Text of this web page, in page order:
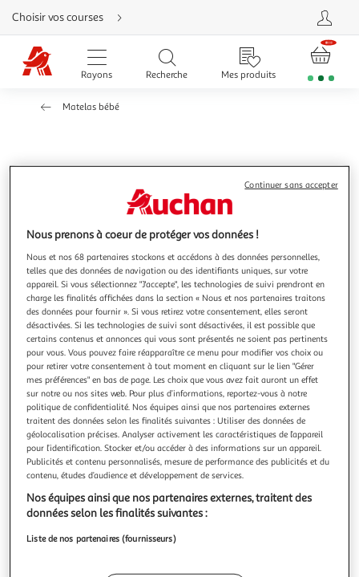
Aller
directement
au
contenu
Aller
directement
Aller
directement
Choisir vos courses
Rayons Recherche Mes produits
Matelas bébé
Matelas bébé en mousse FERME, déhoussable et
Matelas bébé en mousse : confort et sécurité Découvrez
notre matelas bébé en mousse, spécialement conçu pour
offrir à votre enfant le confort et la sécurité nécessaires
pour des nuits paisibles. Avec une densité de 20 kg/m , ce
matelas procure un soutien ferme tout en restant doux et
agréable pour l
En savoir +
Vous voulez connaître le prix de ce produit ?
Afficher le prix
Description
Caractéristiques
Avis clients(0)
Nous prenons à coeur de protéger vos données !
Nous et nos 68 partenaires stockons et accédons à des données personnelles,
telles que des données de navigation ou des identifiants uniques, sur votre
appareil. Si vous sélectionnez "J'accepte", les technologies de suivi prendront en
charge les finalités affichées dans la section « Nous et nos partenaires traitons
des données pour fournir ». Si vous retirez votre consentement, elles seront
désactivées. Si les technologies de suivi sont désactivées, il est possible que
certains contenus et annonces qui vous sont présentés ne soient pas pertinents
pour vous. Vous pouvez faire réapparaître ce menu pour modifier vos choix ou
pour retirer votre consentement à tout moment en cliquant sur le lien "Gérer
mes préférences" en bas de page. Les choix que vous avez fait auront un effet
sur notre ou nos sites web. Pour plus d’informations, reportez-vous à notre
politique de confidentialité. Nos équipes ainsi que nos partenaires externes
traitent des données selon les finalités suivantes : Utiliser des données de
géolocalisation précises. Analyser activement les caractéristiques de l’appareil
pour l’identification. Stocker et/ou accéder à des informations sur un appareil.
Publicités et contenu personnalisés, mesure de performance des publicités et du
contenu, études d’audience et développement de services.
Nos équipes ainsi que nos partenaires externes, traitent des
données selon les finalités suivantes :
Liste de nos partenaires (fournisseurs)
Continuer sans accepter